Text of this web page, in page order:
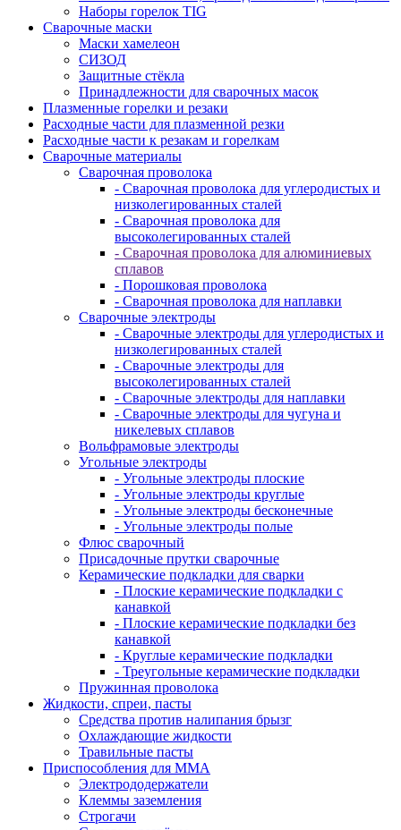
Наборы горелок TIG
Сварочные маски
Маски хамелеон
СИЗОД
Защитные стёкла
Принадлежности для сварочных масок
Плазменные горелки и резаки
Расходные части для плазменной резки
Расходные части к резакам и горелкам
Сварочные материалы
Сварочная проволока
- Сварочная проволока для углеродистых и
низколегированных сталей
- Сварочная проволока для
высоколегированных сталей
- Сварочная проволока для алюминиевых
сплавов
- Порошковая проволока
- Сварочная проволока для наплавки
Сварочные электроды
- Сварочные электроды для углеродистых и
низколегированных сталей
- Сварочные электроды для
высоколегированных сталей
- Сварочные электроды для наплавки
- Сварочные электроды для чугуна и
никелевых сплавов
Вольфрамовые электроды
Угольные электроды
- Угольные электроды плоские
- Угольные электроды круглые
- Угольные электроды бесконечные
- Угольные электроды полые
Флюс сварочный
Присадочные прутки сварочные
Керамические подкладки для сварки
- Плоские керамические подкладки с
канавкой
- Плоские керамические подкладки без
канавкой
- Круглые керамические подкладки
- Треугольные керамические подкладки
Пружинная проволока
Жидкости, спреи, пасты
Средства против налипания брызг
Охлаждающие жидкости
Травильные пасты
Приспособления для ММА
Электрододержатели
Клеммы заземления
Строгачи